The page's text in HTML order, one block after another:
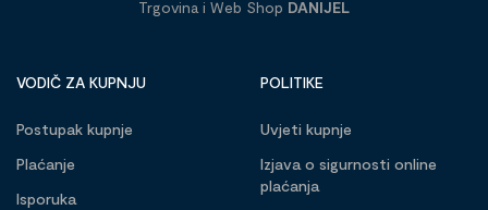
Trgovina i Web Shop DANIJEL
VODIČ ZA KUPNJU
Postupak kupnje
Plaćanje
Isporuka
POLITIKE
Uvjeti kupnje
Izjava o sigurnosti online
plaćanja